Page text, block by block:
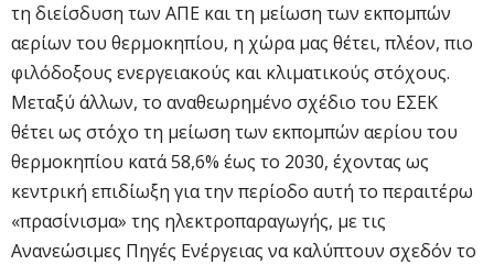
τη διείσδυση των ΑΠΕ και τη μείωση των εκπομπών
αερίων του θερμοκηπίου, η χώρα μας θέτει, πλέον, πιο
φιλόδοξους ενεργειακούς και κλιματικούς στόχους.
Μεταξύ άλλων, το αναθεωρημένο σχέδιο του ΕΣΕΚ
θέτει ως στόχο τη μείωση των εκπομπών αερίου του
θερμοκηπίου κατά 58,6% έως το 2030, έχοντας ως
κεντρική επιδίωξη για την περίοδο αυτή το περαιτέρω
«πρασίνισμα» της ηλεκτροπαραγωγής, με τις
Ανανεώσιμες Πηγές Ενέργειας να καλύπτουν σχεδόν το